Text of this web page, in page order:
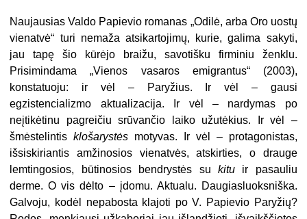
Naujausias Valdo Papievio romanas „Odilė, arba Oro uostų
vienatvė“ turi nemaža atsikartojimų, kurie, galima sakyti,
jau tapę šio kūrėjo braižu, savotišku firminiu ženklu.
Prisimindama „Vienos vasaros emigrantus“ (2003),
konstatuoju: ir vėl – Paryžius. Ir vėl – gausi
egzistencializmo aktualizacija. Ir vėl – nardymas po
neįtikėtinu pagreičiu srūvančio laiko užutėkius. Ir vėl –
šmėstelintisklošarystės motyvas. Ir vėl – protagonistas,
išsiskiriantis amžinosios vienatvės, atskirties, o drauge
lemtingosios, būtinosios bendrystės su kituir pasauliu
derme. O vis dėlto – įdomu. Aktualu. Daugiasluoksniška.
Galvoju, kodėl nepabosta klajoti po V. Papievio Paryžių?